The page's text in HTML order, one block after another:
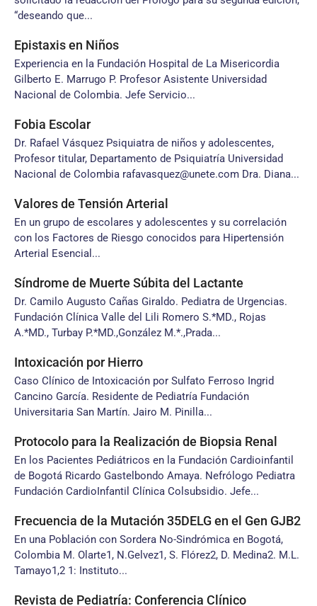
“deseando que...
Epistaxis en Niños
Experiencia en la Fundación Hospital de La Misericordia
Gilberto E. Marrugo P. Profesor Asistente Universidad
Nacional de Colombia. Jefe Servicio...
Fobia Escolar
Dr. Rafael Vásquez Psiquiatra de niños y adolescentes,
Profesor titular, Departamento de Psiquiatría Universidad
Nacional de Colombia rafavasquez@unete.com Dra. Diana...
Valores de Tensión Arterial
En un grupo de escolares y adolescentes y su correlación
con los Factores de Riesgo conocidos para Hipertensión
Arterial Esencial...
Síndrome de Muerte Súbita del Lactante
Dr. Camilo Augusto Cañas Giraldo. Pediatra de Urgencias.
Fundación Clínica Valle del Lili Romero S.*MD., Rojas
A.*MD., Turbay P.*MD.,González M.*.,Prada...
Intoxicación por Hierro
Caso Clínico de Intoxicación por Sulfato Ferroso Ingrid
Cancino García. Residente de Pediatría Fundación
Universitaria San Martín. Jairo M. Pinilla...
Protocolo para la Realización de Biopsia Renal
En los Pacientes Pediátricos en la Fundación Cardioinfantil
de Bogotá Ricardo Gastelbondo Amaya. Nefrólogo Pediatra
Fundación CardioInfantil Clínica Colsubsidio. Jefe...
Frecuencia de la Mutación 35DELG en el Gen GJB2
En una Población con Sordera No-Sindrómica en Bogotá,
Colombia M. Olarte1, N.Gelvez1, S. Flórez2, D. Medina2. M.L.
Tamayo1,2 1: Instituto...
Revista de Pediatría: Conferencia Clínico